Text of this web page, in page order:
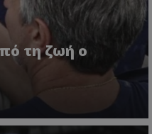
τη ζωή ο